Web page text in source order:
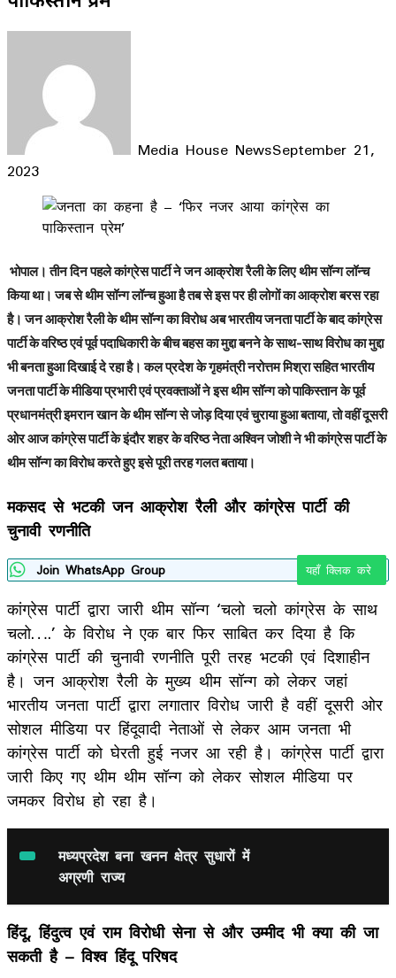
Media House NewsSeptember 21,
2023
Facebook
LinkedIn
WhatsApp
Telegram
भोपाल। तीन दिन पहले कांग्रेस पार्टी ने जन आक्रोश रैली के लिए थीम सॉन्ग लॉन्च
किया था। जब से थीम सॉन्ग लॉन्च हुआ है तब से इस पर ही लोगों का आक्रोश बरस रहा
है। जन आक्रोश रैली के थीम सॉन्ग का विरोध अब भारतीय जनता पार्टी के बाद कांग्रेस
पार्टी के वरिष्ठ एवं पूर्व पदाधिकारी के बीच बहस का मुद्दा बनने के साथ-साथ विरोध का मुद्दा
भी बनता हुआ दिखाई दे रहा है। कल प्रदेश के गृहमंत्री नरोत्तम मिश्रा सहित भारतीय
जनता पार्टी के मीडिया प्रभारी एवं प्रवक्ताओं ने इस थीम सॉन्ग को पाकिस्तान के पूर्व
प्रधानमंत्री इमरान खान के थीम सॉन्ग से जोड़ दिया एवं चुराया हुआ बताया, तो वहीं दूसरी
ओर आज कांग्रेस पार्टी के इंदौर शहर के वरिष्ठ नेता अश्विन जोशी ने भी कांग्रेस पार्टी के
थीम सॉन्ग का विरोध करते हुए इसे पूरी तरह गलत बताया।
मकसद से भटकी जन आक्रोश रैली और कांग्रेस पार्टी की
चुनावी रणनीति
Join WhatsApp Group यहाँ क्लिक करे
कांग्रेस पार्टी द्वारा जारी थीम सॉन्ग ‘चलो चलो कांग्रेस के साथ
चलो….’ के विरोध ने एक बार फिर साबित कर दिया है कि
कांग्रेस पार्टी की चुनावी रणनीति पूरी तरह भटकी एवं दिशाहीन
है। जन आक्रोश रैली के मुख्य थीम सॉन्ग को लेकर जहां
भारतीय जनता पार्टी द्वारा लगातार विरोध जारी है वहीं दूसरी ओर
सोशल मीडिया पर हिंदूवादी नेताओं से लेकर आम जनता भी
कांग्रेस पार्टी को घेरती हुई नजर आ रही है। कांग्रेस पार्टी द्वारा
जारी किए गए थीम थीम सॉन्ग को लेकर सोशल मीडिया पर
जमकर विरोध हो रहा है।
मध्यप्रदेश बना खनन क्षेत्र सुधारों में
अग्रणी राज्य
हिंदू, हिंदुत्व एवं राम विरोधी सेना से और उम्मीद भी क्या की जा
सकती है – विश्व हिंदू परिषद